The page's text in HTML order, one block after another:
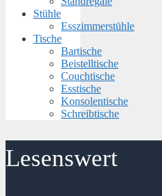
Stühle
Esszimmerstühle
Tische
Bartische
Beistelltische
Couchtische
Esstische
Konsolentische
Schreibtische
Lesenswert